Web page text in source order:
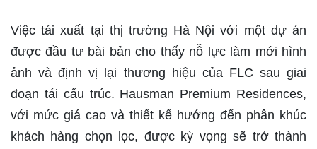
Việc tái xuất tại thị trường Hà Nội với một dự án
được đầu tư bài bản cho thấy nỗ lực làm mới hình
ảnh và định vị lại thương hiệu của FLC sau giai
đoạn tái cấu trúc. Hausman Premium Residences,
với mức giá cao và thiết kế hướng đến phân khúc
khách hàng chọn lọc, được kỳ vọng sẽ trở thành